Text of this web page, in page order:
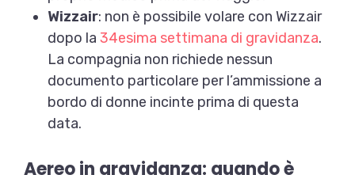
Wizzair: non è possibile volare con Wizzair
dopo la 34esima settimana di gravidanza.
La compagnia non richiede nessun
documento particolare per l’ammissione a
bordo di donne incinte prima di questa
data.
Aereo in gravidanza: quando è